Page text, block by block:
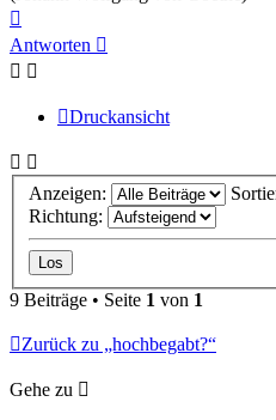
oben
Antworten
Druckansicht
Anzeigen:
Richtung:
9 Beiträge • Seite 1 von 1
Zurück zu „hochbegabt?“
Gehe zu